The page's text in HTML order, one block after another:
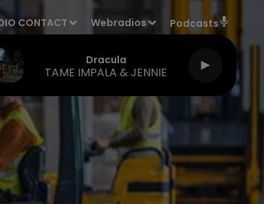
CONTACT Webradios Podcasts
Dracula
TAME IMPALA & JENNIE